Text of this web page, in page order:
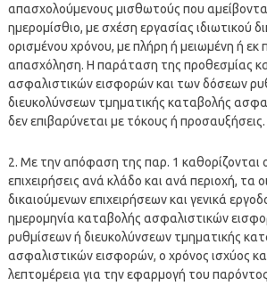
απασχολούμενους μισθωτούς που
ημερομίσθιο, με σχέση εργασίας ιδιωτικού
ορισμένου χρόνου, με πλήρη ή μειωμένη ή εκ
απασχόληση. Η παράταση της προθεσμίας
ασφαλιστικών εισφορών και των δόσεων
διευκολύνσεων τμηματικής καταβολής
δεν επιβαρύνεται με τόκους ή προσαυξήσεις.
2. Με την απόφαση της παρ. 1 καθορίζονται
επιχειρήσεις ανά κλάδο και ανά περιοχή, τα
δικαιούμενων επιχειρήσεων και γενικά
ημερομηνία καταβολής ασφαλιστικών
ρυθμίσεων ή διευκολύνσεων τμηματικής
ασφαλιστικών εισφορών, ο χρόνος ισχύος
λεπτομέρεια για την εφαρμογή του